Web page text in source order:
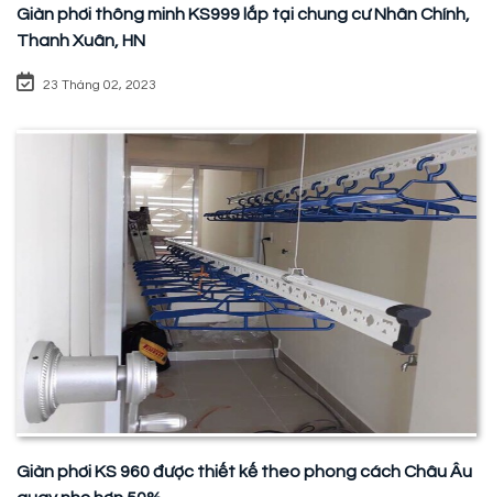
Giàn phơi thông minh KS999 lắp tại chung cư Nhân Chính,
Thanh Xuân, HN
23 Tháng 02, 2023
Giàn phơi KS 960 được thiết kế theo phong cách Châu Âu